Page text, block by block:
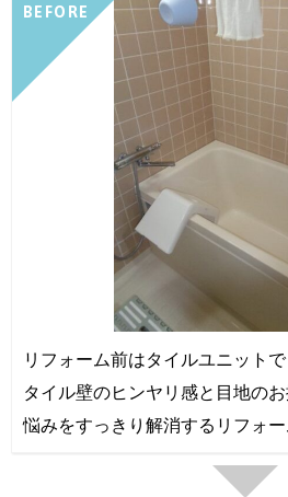
BEFORE
リフォーム前はタイルユニットで
タイル壁のヒンヤリ感と目地の
悩みをすっきり解消するリフォ